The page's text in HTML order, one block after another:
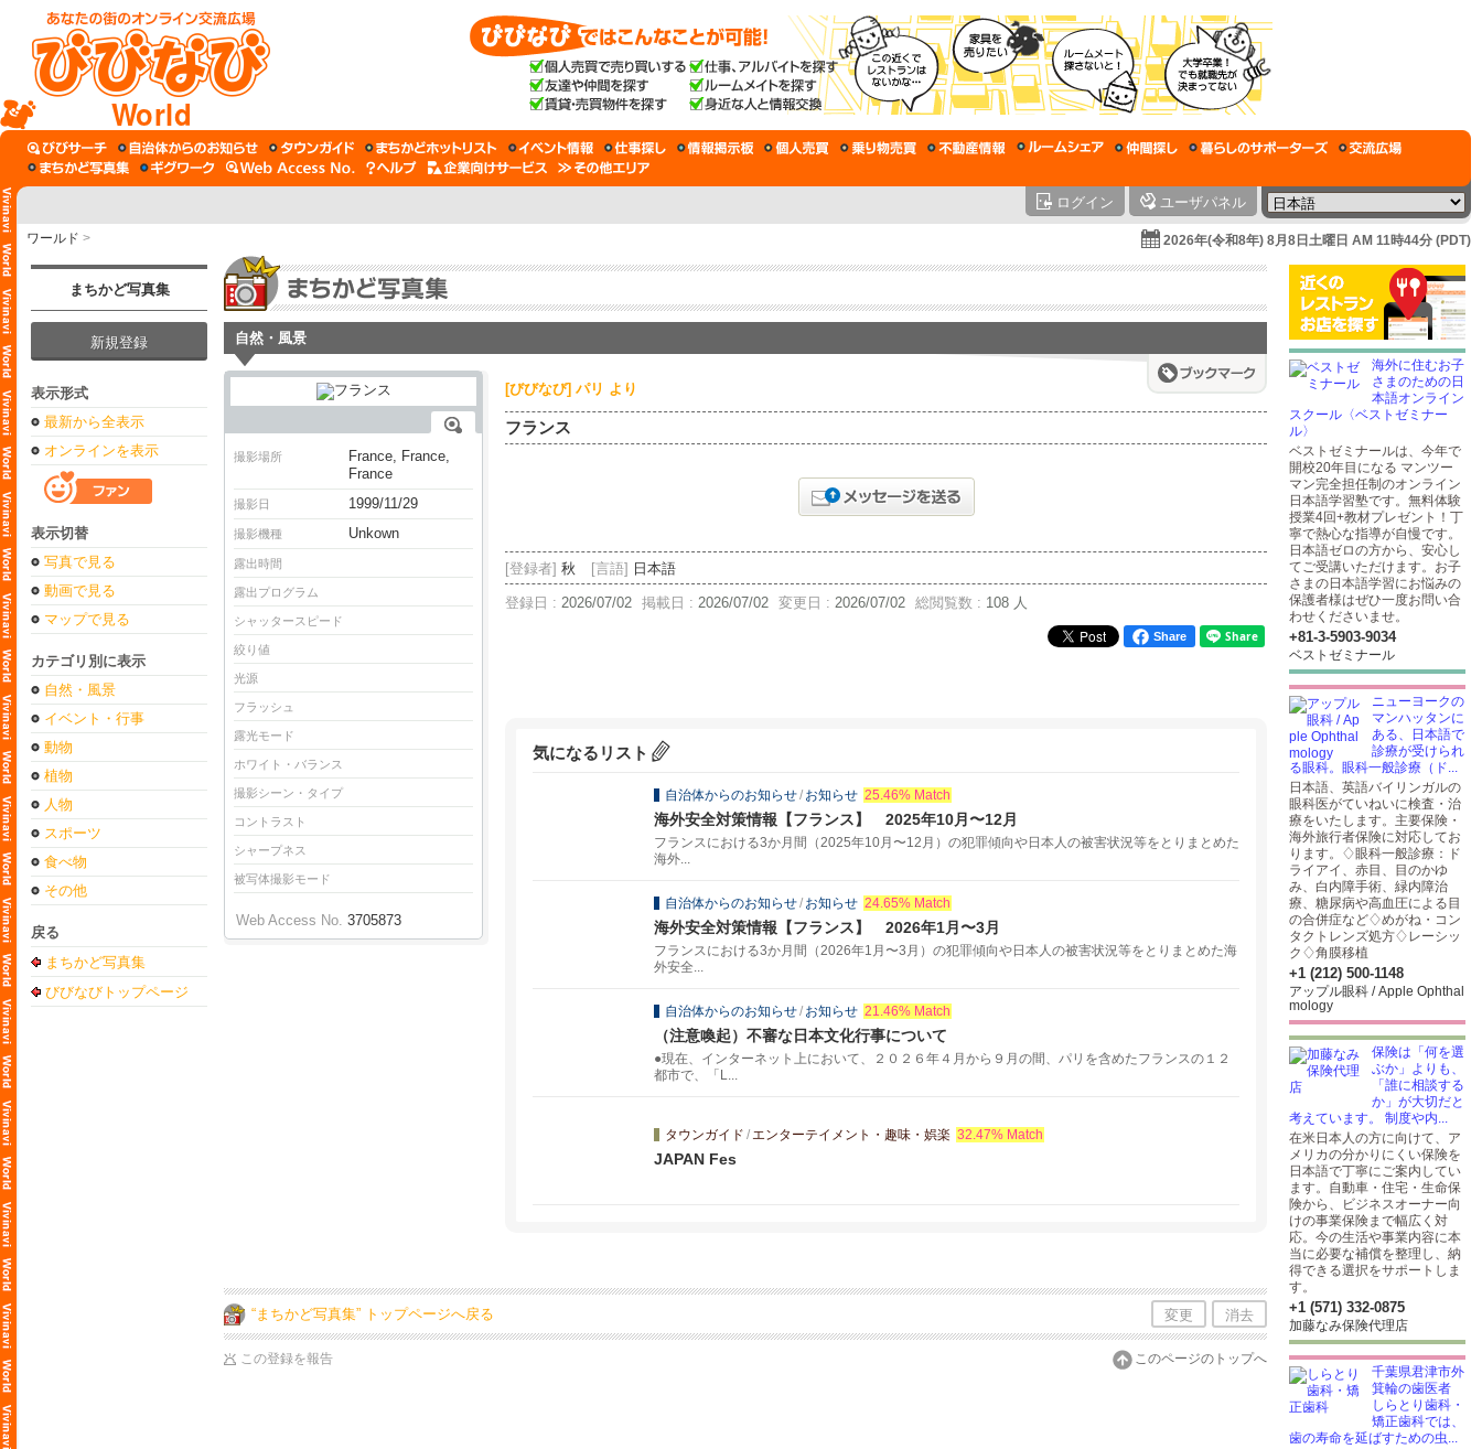
World
ログイン ユーザパネル
ワールド > 2026年(令和8年) 8月8日土曜日 AM 11時44分 (PDT)
まちかど写真集
新規登録
表示形式
最新から全表示
オンラインを表示
表示切替
写真で見る
動画で見る
マップで見る
カテゴリ別に表示
自然・風景
イベント・行事
動物
植物
人物
スポーツ
食べ物
その他
戻る
まちかど写真集
びびなびトップページ
自然・風景
撮影場所
France, France,
France
撮影日 1999/11/29
撮影機種 Unkown
露出時間
露出プログラム
シャッタースピード
絞り値
光源
フラッシュ
露光モード
ホワイト・バランス
撮影シーン・タイプ
コントラスト
シャープネス
被写体撮影モード
Web Access No. 3705873
[びびなび] パリ より
フランス
[登録者] 秋 [言語] 日本語
登録日 : 2026/07/02 掲載日 : 2026/07/02 変更日 : 2026/07/02 総閲覧数 : 108 人
Share
気になるリスト
自治体からのお知らせ/ お知らせ 25.46% Match
海外安全対策情報【フランス】 2025年10月〜12月
フランスにおける3か月間（2025年10月〜12月）の犯罪傾向や日本人の被害状況等をとりまとめた
海外...
自治体からのお知らせ/ お知らせ 24.65% Match
海外安全対策情報【フランス】 2026年1月〜3月
フランスにおける3か月間（2026年1月〜3月）の犯罪傾向や日本人の被害状況等をとりまとめた海
外安全...
自治体からのお知らせ/ お知らせ 21.46% Match
（注意喚起）不審な日本文化行事について
●現在、インターネット上において、２０２６年４月から９月の間、パリを含めたフランスの１２
都市で、「L...
タウンガイド /エンターテイメント・趣味・娯楽 32.47% Match
JAPAN Fes
“まちかど写真集” トップページへ戻る 変更 消去
この登録を報告 このページのトップへ
海外に住むお子
さまのための日
本語オンライン
スクール〈ベストゼミナー
ル〉
ベストゼミナールは、今年で
開校20年目になる マンツー
マン完全担任制のオンライン
日本語学習塾です。無料体験
授業4回+教材プレゼント！丁
寧で熱心な指導が自慢です。
日本語ゼロの方から、安心し
てご受講いただけます。お子
さまの日本語学習にお悩みの
保護者様はぜひ一度お問い合
わせくださいませ。
+81-3-5903​-9034
ベストゼミナール
ニューヨークの
マンハッタンに
ある、日本語で
診療が受けられ
る眼科。眼科一般診療（ド...
日本語、英語バイリンガルの
眼科医がていねいに検査・治
療をいたします。主要保険・
海外旅行者保険に対応してお
ります。♢眼科一般診療：ド
ライアイ、赤目、目のかゆ
み、白内障手術、緑内障治
療、糖尿病や高血圧による目
の合併症など♢めがね・コン
タクトレンズ処方♢レーシッ
ク♢角膜移植
+1 (212) 500-1148
アップル眼科 / Apple Ophthal
mology
保険は「何を選
ぶか」よりも、
「誰に相談する
か」が大切だと
考えています。 制度や内...
在米日本人の方に向けて、ア
メリカの分かりにくい保険を
日本語で丁寧にご案内してい
ます。自動車・住宅・生命保
険から、ビジネスオーナー向
けの事業保険まで幅広く対
応。今の生活や事業内容に本
当に必要な補償を整理し、納
得できる選択をサポートしま
す。
+1 (571) 332-0875
加藤なみ保険代理店
千葉県君津市外
箕輪の歯医者
しらとり歯科・
矯正歯科では、
歯の寿命を延ばすための虫...